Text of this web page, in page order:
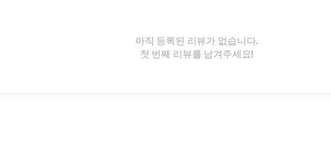
아직 등록된 리뷰가 없습니다.
첫 번째 리뷰를 남겨주세요!